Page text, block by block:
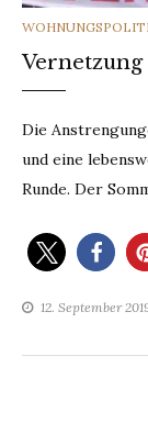
CATEGORIES
Die
und eine
Runde. Der
12. September